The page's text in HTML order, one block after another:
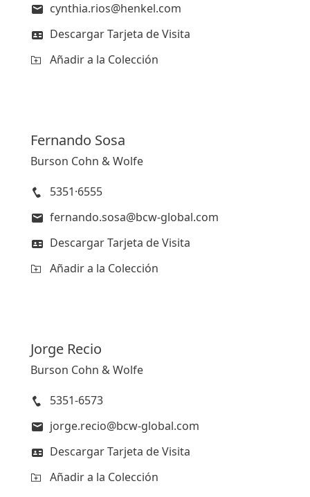
cynthia.rios@henkel.com
Descargar Tarjeta de Visita
Añadir a la Colección
Fernando Sosa
Burson Cohn & Wolfe
5351·6555
fernando.sosa@bcw-global.com
Descargar Tarjeta de Visita
Añadir a la Colección
Jorge Recio
Burson Cohn & Wolfe
5351-6573
jorge.recio@bcw-global.com
Descargar Tarjeta de Visita
Añadir a la Colección